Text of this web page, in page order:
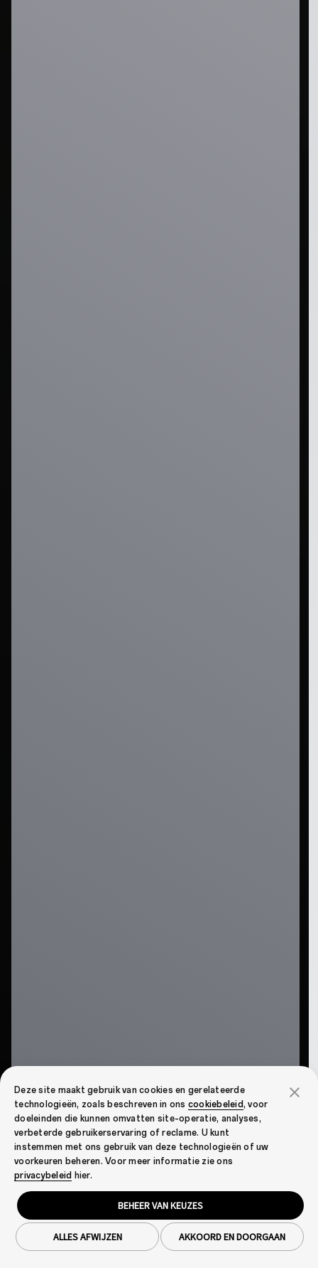
Deze site maakt gebruik van cookies en gerelateerde
technologieën, zoals beschreven in ons cookiebeleid, voor
doeleinden die kunnen omvatten site-operatie, analyses,
verbeterde gebruikerservaring of reclame. U kunt
instemmen met ons gebruik van deze technologieën of uw
voorkeuren beheren. Voor meer informatie zie ons
privacybeleid hier.
BEHEER VAN KEUZES
AKKOORD EN DOORGAAN
ALLES AFWIJZEN